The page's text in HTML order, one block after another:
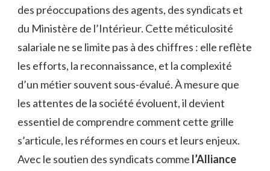
des préoccupations des agents, des syndicats et
du Ministère de l’Intérieur. Cette méticulosité
salariale ne se limite pas à des chiffres : elle reflète
les efforts, la reconnaissance, et la complexité
d’un métier souvent sous-évalué. À mesure que
les attentes de la société évoluent, il devient
essentiel de comprendre comment cette grille
s’articule, les réformes en cours et leurs enjeux.
Avec le soutien des syndicats comme l’Alliance